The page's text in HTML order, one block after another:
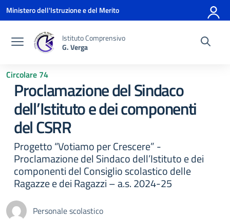
Vai ai contenuti
Vai al menu di navigazione
Vai al footer
Ministero dell'Istruzione e del Merito
Istituto Comprensivo
G. Verga
Circolare 74
Proclamazione del Sindaco
dell’Istituto e dei componenti
del CSRR
Progetto “Votiamo per Crescere” -
Proclamazione del Sindaco dell’Istituto e dei
componenti del Consiglio scolastico delle
Ragazze e dei Ragazzi – a.s. 2024-25
Personale scolastico